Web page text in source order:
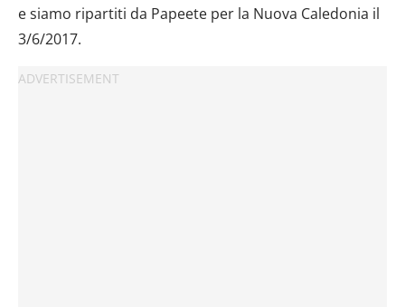
e siamo ripartiti da Papeete per la Nuova Caledonia il
3/6/2017.